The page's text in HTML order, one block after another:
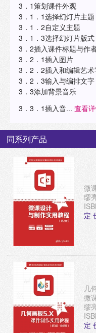
3．1策划课件外观
3．1．1选择幻灯片主题
3．1．2自定义主题
3．1．3选择幻灯片版式
3．2插入课件标题与作
3．2．1插入图片
3．2．2插入和编辑艺
3．2．3输入与编排文字
3．3添加背景音乐
3．3．1插入音... 查看
同系列产品
微
缪
定
几
微
缪
定